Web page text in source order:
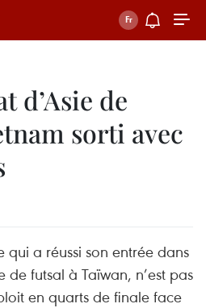
d’Asie de
sorti avec
qui a réussi son entrée dans
de futsal à Taïwan, n’est pas
en quarts de finale face